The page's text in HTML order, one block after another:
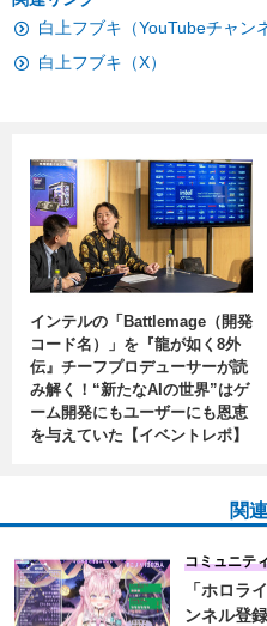
白上フブキ（YouTubeチャン
白上フブキ（X）
インテルの「Battlemage（開発
コード名）」を『龍が如く8外
伝』チーフプロデューサーが読
み解く！“新たなAIの世界”はゲ
ーム開発にもユーザーにも恩恵
を与えていた【イベントレポ】
関
「ホロラ
ンネル登
コミュニテ